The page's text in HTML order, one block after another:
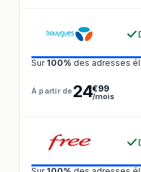
Sur 100% des adresses
À partir de 24€99
/mois